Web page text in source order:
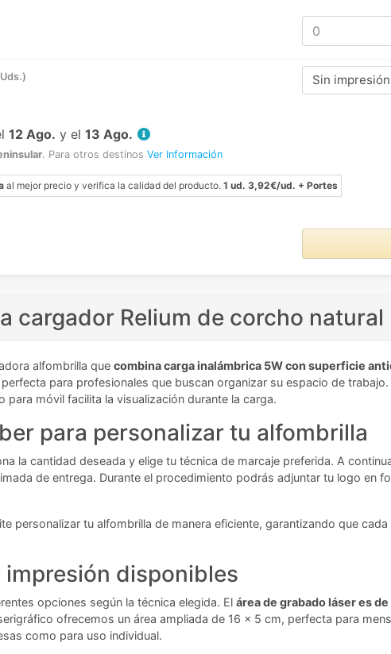
Sin impresión
12 Ago. y el 13 Ago.
. Para otros destinos Ver Información
al mejor precio y verifica la calidad del producto. 1 ud. 3,92€/ud. + Portes
cargador Relium de corcho natural
alfombrilla que combina carga inalámbrica 5W con superficie
para profesionales que buscan organizar su espacio de
móvil facilita la visualización durante la carga.
para personalizar tu alfombrilla
la cantidad deseada y elige tu técnica de marcaje preferida. A
de entrega. Durante el procedimiento podrás adjuntar tu logo en
personalizar tu alfombrilla de manera eficiente, garantizando que
impresión disponibles
opciones según la técnica elegida. El área de grabado láser es
ofrecemos un área ampliada de 16 x 5 cm, perfecta para
como para uso individual.